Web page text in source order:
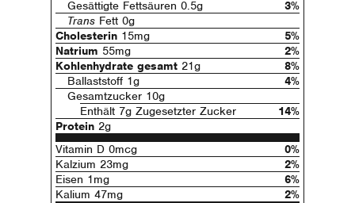
Gesättigte Fettsäuren 0.5g
3%
Trans Fett 0g
Cholesterin 15mg
5%
Natrium 55mg
2%
Kohlenhydrate gesamt 21g
8%
Ballaststoff 1g
4%
Gesamtzucker 10g
Enthält 7g Zugesetzter Zucker
14%
Protein 2g
Vitamin D 0mcg
0%
Kalzium 23mg
2%
Eisen 1mg
6%
Kalium 47mg
2%